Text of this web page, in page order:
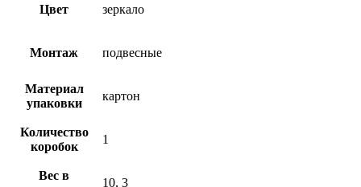
Цвет зеркало
Монтаж подвесные
Материал
упаковки
картон
Количество
коробок
1
Вес в
10, 3